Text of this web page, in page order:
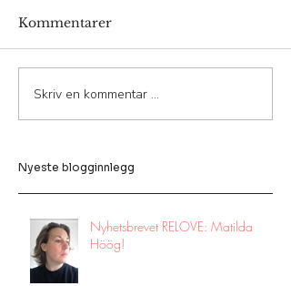
Kommentarer
Skriv en kommentar …
Nyeste blogginnlegg
Nyhetsbrevet RELOVE: Matilda
Höög!